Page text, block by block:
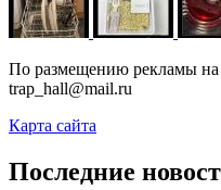
По размещению рекламы на
trap_hall@mail.ru
Карта сайта
Последние